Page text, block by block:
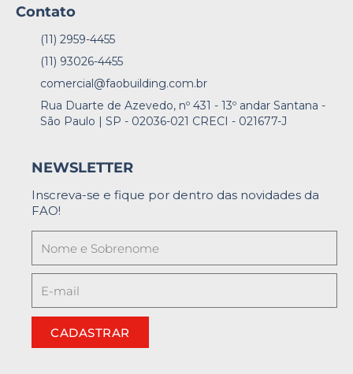
Contato
(11) 2959-4455
(11) 93026-4455
comercial@faobuilding.com.br
Rua Duarte de Azevedo, nº 431 - 13º andar Santana -
São Paulo | SP - 02036-021 CRECI - 021677-J
NEWSLETTER
Inscreva-se e fique por dentro das novidades da
FAO!
CADASTRAR